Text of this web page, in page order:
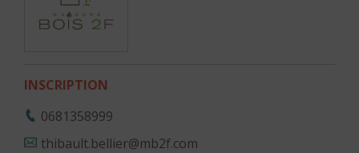
INSCRIPTION
0681358999
thibault.bellier@mb2f.com